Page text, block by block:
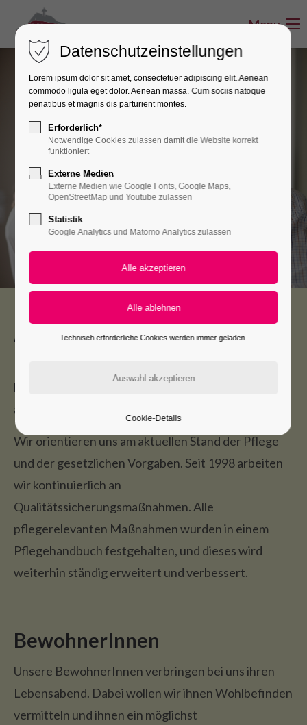
Menu
Menu
Pflegeleitbild
Allgemeine
langjährige Tradition in der Pflege hilfsbedürftiger
älterer Menschen zurückblicken.
Wir orientieren uns am aktuellen Stand der Pflege
und der gesetzlichen Vorgaben. Seit 1998 arbeiten
wir kontinuierlich an
Qualitätssicherungsmaßnahmen. Alle
pflegerelevanten Maßnahmen wurden in einem
Pflegehandbuch festgehalten, und dieses wird
weiterhin ständig erweitert und verbessert.
BewohnerInnen
Unsere BewohnerInnen verbringen bei uns ihren
Lebensabend. Dabei wollen wir ihnen Wohlbefinden
vermitteln und ihnen ein möglichst
Datenschutzeinstellungen
Lorem ipsum dolor sit amet, consectetuer adipiscing elit. Aenean
commodo ligula eget dolor. Aenean massa. Cum sociis natoque
penatibus et magnis dis parturient montes.
Erforderlich*
Notwendige Cookies zulassen damit die Website korrekt
funktioniert
Externe Medien
Externe Medien wie Google Fonts, Google Maps,
OpenStreetMap und Youtube zulassen
Statistik
Google Analytics und Matomo Analytics zulassen
Technisch erforderliche Cookies werden immer geladen.
Cookie-Details